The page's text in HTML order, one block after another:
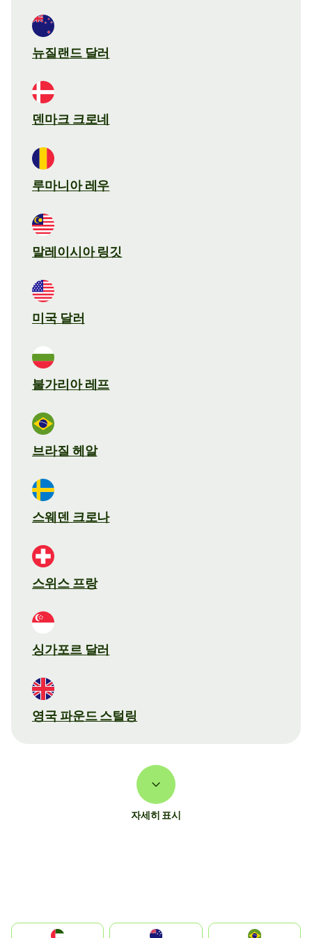
뉴질랜드 달러
덴마크 크로네
루마니아 레우
말레이시아 링깃
미국 달러
불가리아 레프
브라질 헤알
스웨덴 크로나
스위스 프랑
싱가포르 달러
영국 파운드 스털링
자세히 표시